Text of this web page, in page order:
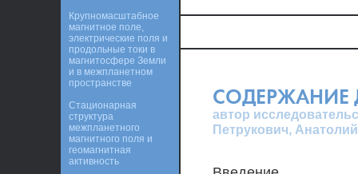
СОДЕРЖАНИЕ
автор
Петрукович,
Крупномасштабное
магнитное поле,
электрические поля и
продольные токи в
магнитосфере Земли
и в межпланетном
пространстве
Стационарная
структура
межпланетного
магнитного поля и
геомагнитная
активность